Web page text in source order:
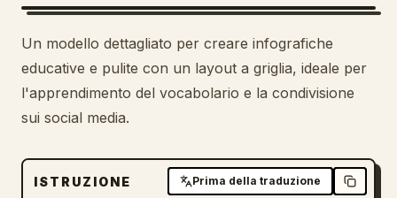
Prompt
Prezzi
Un modello dettagliato per creare infografiche
educative e pulite con un layout a griglia, ideale per
l'apprendimento del vocabolario e la condivisione
sui social media.
ISTRUZIONE Prima della traduzione